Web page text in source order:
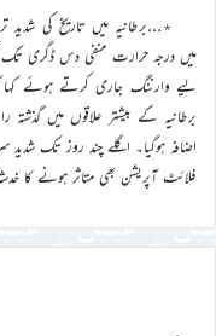
٭…برطانیہ میں تاریخ کی
میں درجہ حرارت منفی دس ڈگری تک
لیے وارننگ جاری کرتے ہوئے کہا
برطانیہ کے بیشتر علاقوں میں
اضافہ ہوگیا۔ اگلے چند روز تک
فلائٹ آپریشن بھی متاثر ہونے کا